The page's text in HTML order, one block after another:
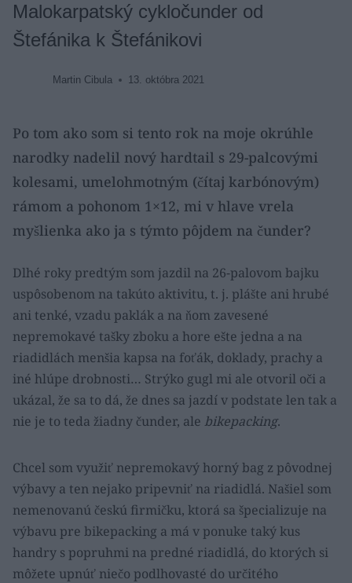
Malokarpatský cykločunder od
Štefánika k Štefánikovi
Martin Cibula 13. októbra 2021
Po tom ako som si tento rok na moje okrúhle
narodky nadelil nový hardtail s 29-palcovými
kolesami, umelohmotným (čítaj karbónovým)
rámom a pohonom 1×12, mi v hlave vrela
myšlienka ako ja s týmto pôjdem na čunder?
Dlhé roky predtým som jazdil na 26-palovom bajku
uspôsobenom na takúto aktivitu, t. j. plášte ani hrubé
ani tenké, vzadu paklák a na ňom zavesené
nepremokavé tašky zboku a hore ešte jedna a na
riadidlách menšia kapsa na foťák, doklady, prachy a
iné hlúpe drobnosti… Strýko gugl mi ale otvoril oči a
ukázal, že sa to dá, že dnes sa jazdí v podstate len tak a
nie je to teda žiadny čunder, ale bikepacking.
Chcel som využiť nepremokavý horný bag z pôvodnej
výbavy a ten nejako pripevniť na riadidlá. Našiel som
nemenovanú českú firmičku, ktorá sa špecializuje na
výbavu pre bikepacking a má v ponuke taký kus
handry s popruhmi na predné riadidlá, do ktorých si
môžete upnúť niečo podlhovasté do určitého